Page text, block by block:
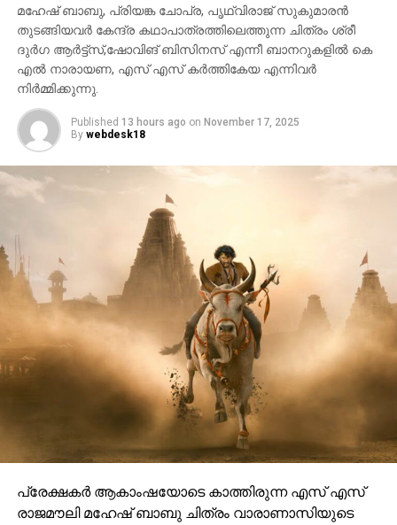
RELATED TOPICS: MYANMAR
മഹേഷ് ബാബു, പ്രിയങ്ക ചോപ്ര, പൃഥ്വിരാജ് സുകുമാരൻ
തുടങ്ങിയവർ കേന്ദ്ര കഥാപാത്രത്തിലെത്തുന്ന ചിത്രം ശ്രീ
ദുർഗ ആർട്ട്സ്,ഷോവിങ് ബിസിനസ് എന്നീ ബാനറുകളിൽ കെ
എൽ നാരായണ, എസ് എസ് കർത്തികേയ എന്നിവർ
നിർമ്മിക്കുന്നു.
Published 13 hours ago on November 17, 2025
By webdesk18
പ്രേക്ഷകർ ആകാംഷയോടെ കാത്തിരുന്ന എസ് എസ്
രാജമൗലി മഹേഷ് ബാബു ചിത്രം വാരാണാസിയുടെ